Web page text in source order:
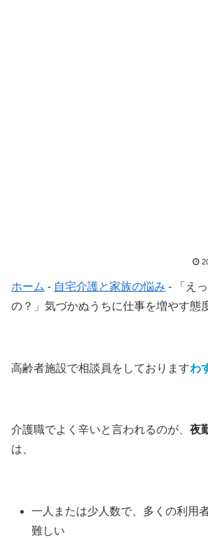
ホーム - 自宅介護と家族の悩み -
「え
の？」気づかぬうちに仕事を増やす態
高齢者施設で相談員をしておりますわ
介護職でよく辛いと言われるのが、 夜
は、
一人または少人数で、多くの利用
難しい